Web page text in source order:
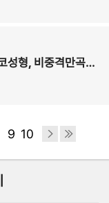
와~우 신기하게 뻥 뚤렸네요!! - 코성형, 비중격만곡증,비염 , 축농증 수술후기
9 10